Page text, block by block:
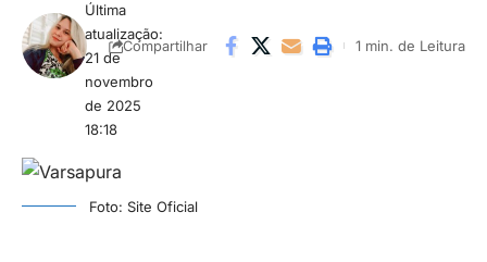
Última
atualização:
21 de
novembro
de 2025
18:18
Compartilhar 1 min. de Leitura
Foto: Site Oficial